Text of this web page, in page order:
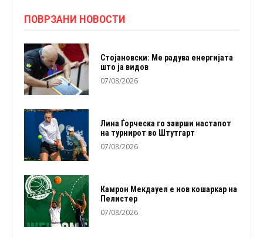
ПОВРЗАНИ НОВОСТИ
Стојановски: Ме радува енергијата
што ја видов
07/08/2026
Лина Ѓорческа го заврши настапот
на турнирот во Штутгарт
07/08/2026
Камрон Мекдауел е нов кошаркар на
Пелистер
07/08/2026